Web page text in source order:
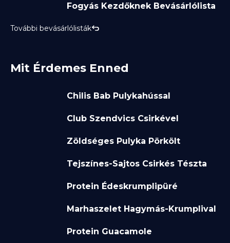
Fogyás Kezdőknek Bevásárlólista
További bevásárlólisták
Mit Érdemes Enned
Chilis Bab Pulykahússal
Club Szendvics Csirkével
Zöldséges Pulyka Pörkölt
Tejszínes-Sajtos Csirkés Tészta
Protein Édeskrumplipüré
Marhaszelet Hagymás-Krumplival
Protein Guacamole